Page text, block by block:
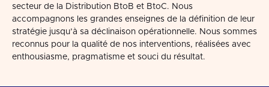
secteur de la Distribution BtoB et BtoC. Nous
accompagnons les grandes enseignes de la définition de leur
stratégie jusqu’à sa déclinaison opérationnelle. Nous sommes
reconnus pour la qualité de nos interventions, réalisées avec
enthousiasme, pragmatisme et souci du résultat.